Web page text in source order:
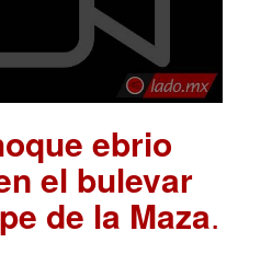
ebrio
el bulevar
de la Maza.